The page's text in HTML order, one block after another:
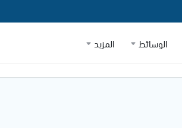
الوسائط المزيد